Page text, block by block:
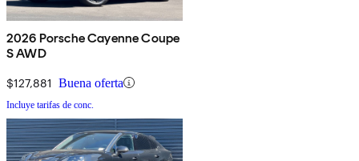
2026 Porsche Cayenne Coupe
S AWD
$127,881 Buena oferta
Incluye tarifas de conc.